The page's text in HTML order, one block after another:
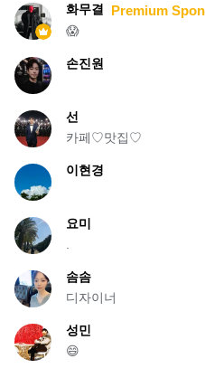
화무결 Premium
😱
손진원
선
카페♡맛집♡
이현경
요미
솜솜
디자이너
성민
😄